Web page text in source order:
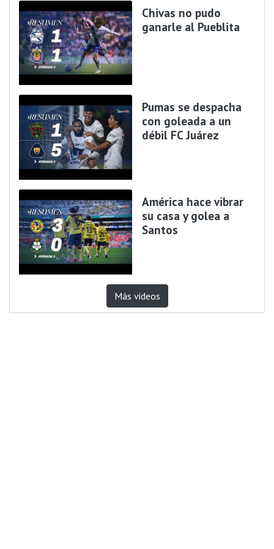
Chivas no pudo
ganarle al Pueblita
Pumas se despacha
con goleada a un
débil FC Juárez
América hace vibrar
su casa y golea a
Santos
Más videos